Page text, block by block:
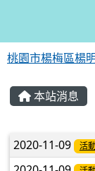
桃園市楊梅區楊
本站消息
文章列表
2020-11-09 活